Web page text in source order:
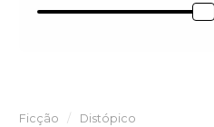
Ficção Distópico